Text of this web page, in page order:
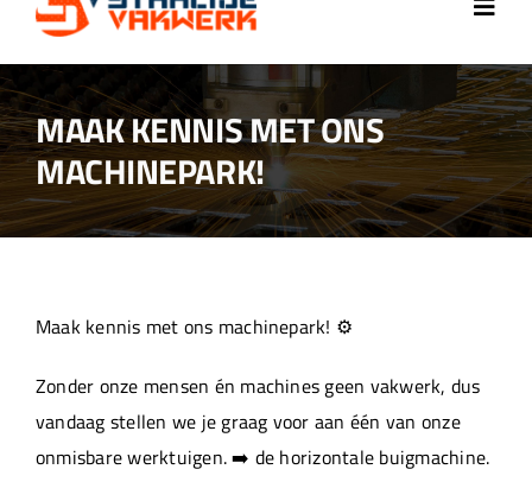
Home
Over ons
Machinepark
MAAK KENNIS MET ONS
MACHINEPARK!
Maak kennis met ons machinepark! ⚙️
Zonder onze mensen én machines geen vakwerk, dus
vandaag stellen we je graag voor aan één van onze
onmisbare werktuigen. ➡️ de horizontale buigmachine.